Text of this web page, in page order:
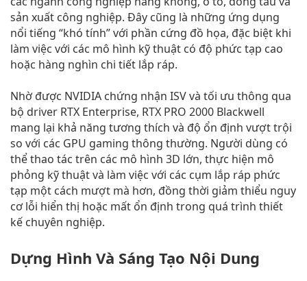
sản xuất công nghiệp. Đây cũng là những ứng dụng
nổi tiếng “khó tính” với phần cứng đồ họa, đặc biệt khi
làm việc với các mô hình kỹ thuật có độ phức tạp cao
hoặc hàng nghìn chi tiết lắp ráp.
Nhờ được NVIDIA chứng nhận ISV và tối ưu thông qua
bộ driver RTX Enterprise, RTX PRO 2000 Blackwell
mang lại khả năng tương thích và độ ổn định vượt trội
so với các GPU gaming thông thường. Người dùng có
thể thao tác trên các mô hình 3D lớn, thực hiện mô
phỏng kỹ thuật và làm việc với các cụm lắp ráp phức
tạp một cách mượt mà hơn, đồng thời giảm thiểu nguy
cơ lỗi hiển thị hoặc mất ổn định trong quá trình thiết
kế chuyên nghiệp.
Dựng Hình Và Sáng Tạo Nội Dung